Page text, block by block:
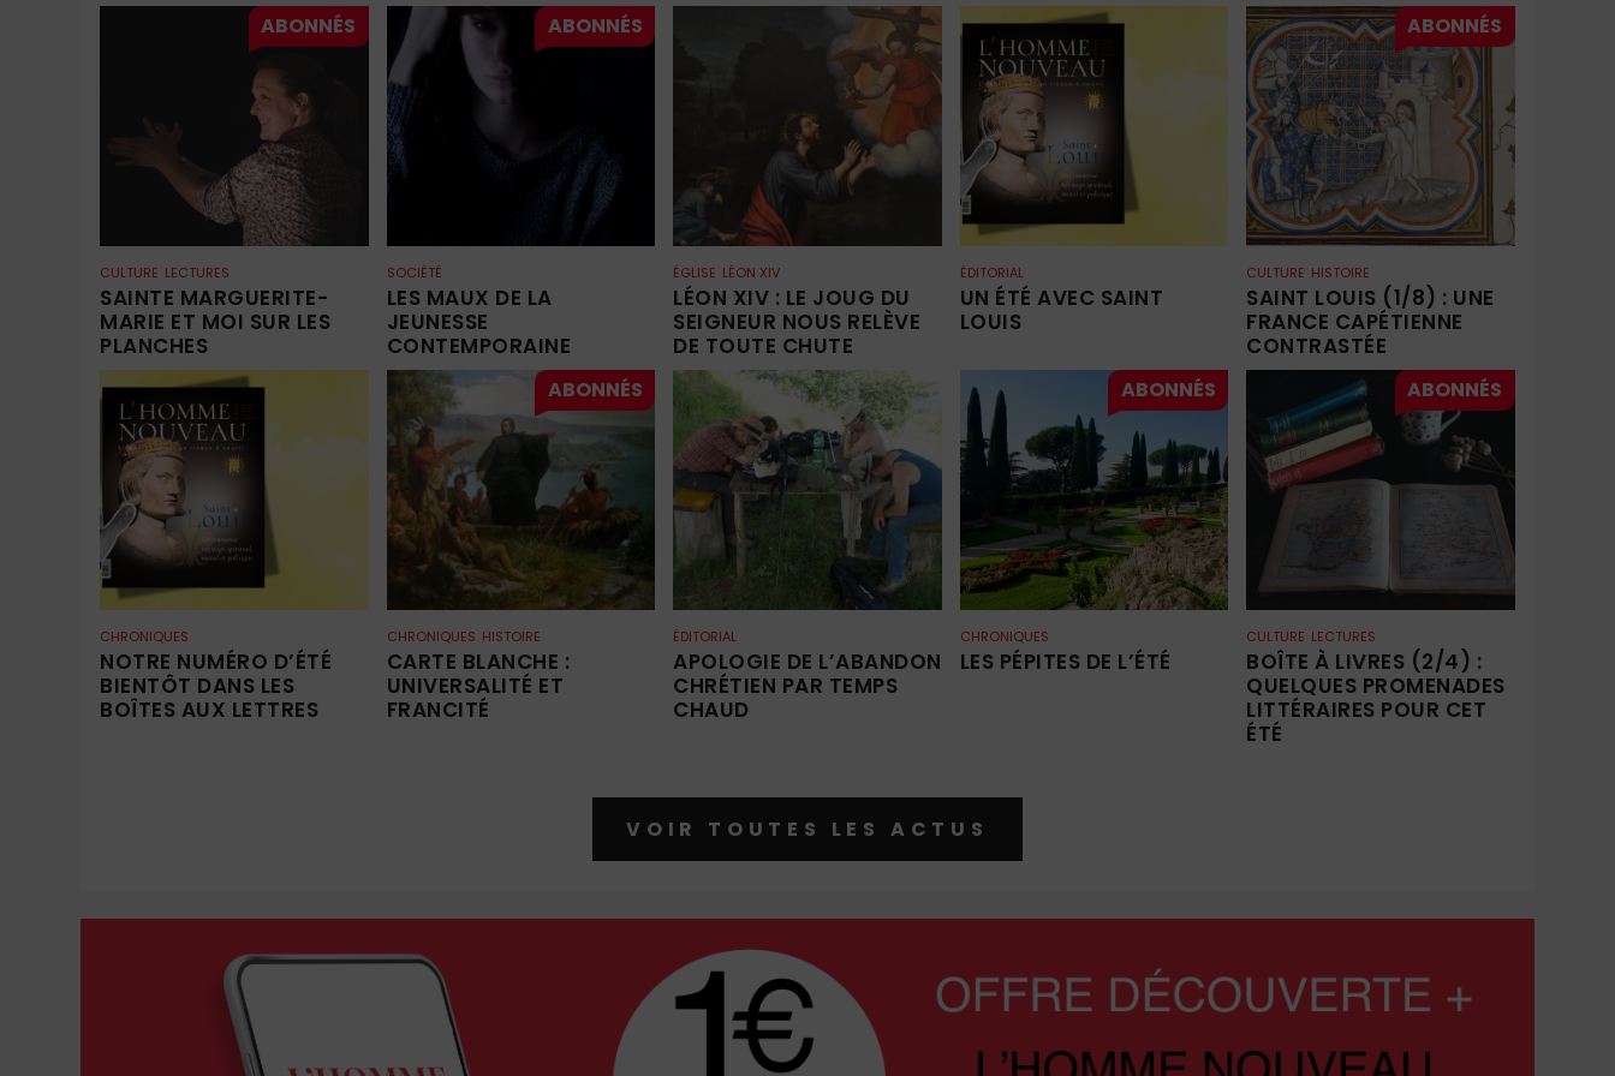
CULTURE LECTURES
SAINTE MARGUERITE-
MARIE ET MOI SUR LES
PLANCHES
SOCIÉTÉ
LES MAUX DE LA
JEUNESSE
CONTEMPORAINE
ÉGLISE LÉON XIV
LÉON XIV : LE JOUG DU
SEIGNEUR NOUS RELÈVE
DE TOUTE CHUTE
ÉDITORIAL
UN ÉTÉ AVEC SAINT
LOUIS
CULTURE HISTOIRE
SAINT LOUIS (1/8) : UNE
FRANCE CAPÉTIENNE
CONTRASTÉE
CHRONIQUES
NOTRE NUMÉRO D’ÉTÉ
BIENTÔT DANS LES
BOÎTES AUX LETTRES
CHRONIQUES HISTOIRE
CARTE BLANCHE :
UNIVERSALITÉ ET
FRANCITÉ
ÉDITORIAL
APOLOGIE DE L’ABANDON
CHRÉTIEN PAR TEMPS
CHAUD
CHRONIQUES
LES PÉPITES DE L’ÉTÉ
CULTURE LECTURES
BOÎTE À LIVRES (2/4) :
QUELQUES PROMENADES
LITTÉRAIRES POUR CET
ÉTÉ
VOIR TOUTES LES ACTUS